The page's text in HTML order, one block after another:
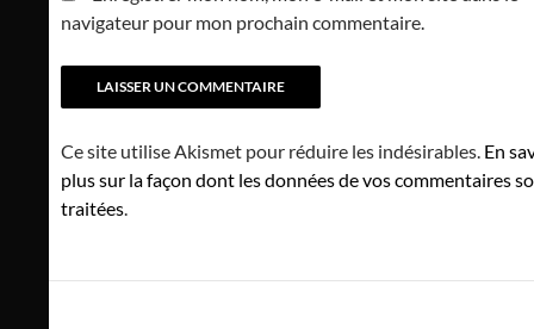
navigateur pour mon prochain commentaire.
Ce site utilise Akismet pour réduire les indésirables. En
plus sur la façon dont les données de vos commentaires
traitées.